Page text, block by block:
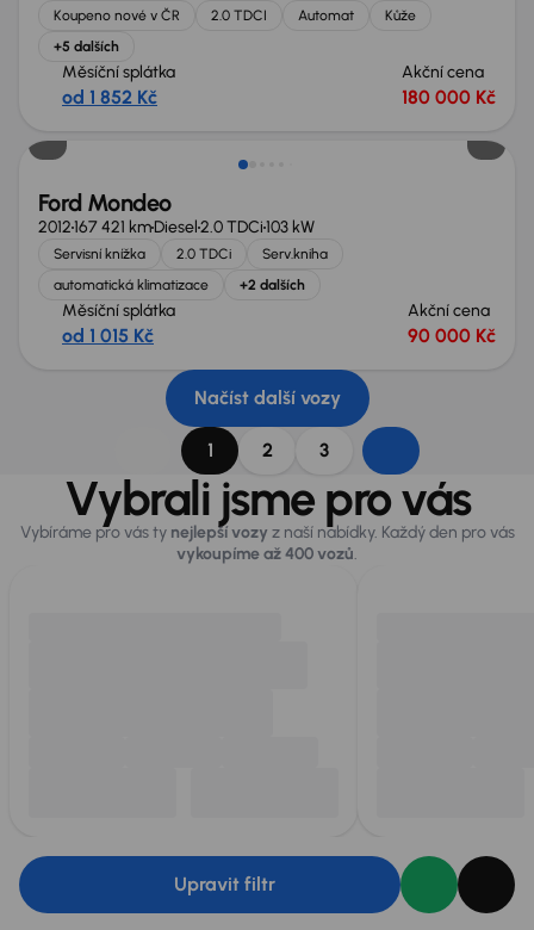
Koupeno nové v ČR 2.0 TDCI Automat
Kůže
+5 dalších
Měsíční splátka
od 1 852 Kč
Akční cena
180 000 Kč
Zlevněno o 10 000 Kč
Ford Mondeo
2012167 421 kmDiesel2.0 TDCi103 kW
Servisní knížka 2.0 TDCi
Serv.kniha
automatická klimatizace
+2 dalších
Měsíční splátka
od 1 015 Kč
Akční cena
90 000 Kč
Načíst další vozy
1 2 3
Vybrali jsme pro vás
Vybíráme pro vás ty nejlepší vozy z naší nabídky. Každý den pro vás
vykoupíme až 400 vozů.
Upravit filtr